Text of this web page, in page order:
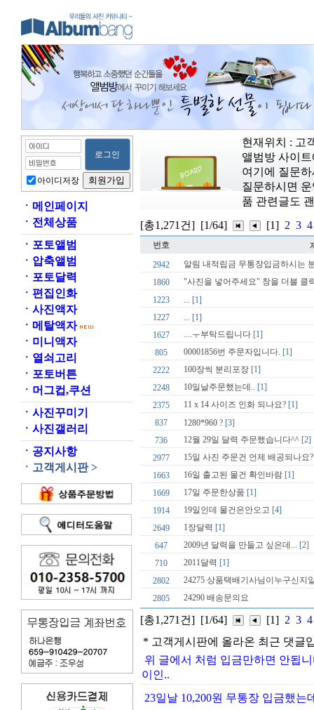
아이디저장
ㆍ 메인페이지
ㆍ 전체상품
ㆍ 포토앨범
ㆍ 압축앨범
ㆍ 포토달력
ㆍ 편집인화
ㆍ 사진액자
ㆍ 메탈액자
ㆍ 미니액자
ㆍ 열쇠고리
ㆍ 포토버튼
ㆍ 머그컵,쿠션
ㆍ 사진꾸미기
ㆍ 사진갤러리
ㆍ 공지사항
ㆍ 고객게시판 >
현재위치 : 고
앨범방 사이
여기에 질문
질문하시면
품 관련글도
[총1,271건] [1/64] [1] 2 3 4
번호
2942
알림 내적립금 무통장입금하시는
1860
"사진을 넣어주세요" 창을 더블 클
1223
... [1]
1227
... [1]
1627
....ㅜ부탁드립니다 [1]
805
00001856번 주문자입니다. [1]
2222
100장씩 분리포장 [1]
2248
10일날주문했는데.. [1]
2375
11 x 14 사이즈 인화 되나요? [1]
837
1280*960 ? [3]
736
12월 29일 달력 주문했습니다^^ [2]
2977
15일 사진 주문건 언제 배공되나요
1663
16일 출고된 물건 확인바람 [1]
1669
17일 주문한상품 [1]
1914
19일인데 물건은안오고 [4]
2649
1장달력 [1]
647
2009년 달력을 만들고 싶은데... [2]
710
2011달력 [1]
2802
24275 상품택배기사님이누구신지
2805
24290 배송문의요
[총1,271건] [1/64] [1] 2 3 4
* 고객게시판에 올라온 최근 댓글
위 글에서 처럼 입금만하면 안됩
이인..
23일날 10,200원 무통장 입금했